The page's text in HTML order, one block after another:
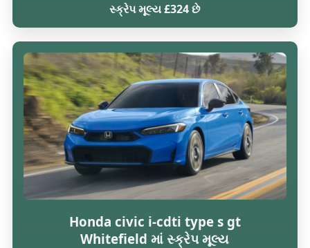
સ્ક્રેપ મૂલ્ય £324 છે
Honda civic i-cdti type s gt
Whitefield માં સ્ક્રેપ મૂલ્ય